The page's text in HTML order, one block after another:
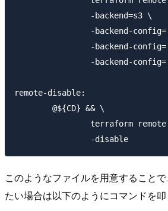
remote-disable:
このようなファイルを用意すること
たい場合は以下のようにコマンドを叩